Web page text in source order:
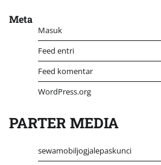
Meta
Masuk
Feed entri
Feed komentar
WordPress.org
PARTER MEDIA
sewamobiljogjalepaskunci